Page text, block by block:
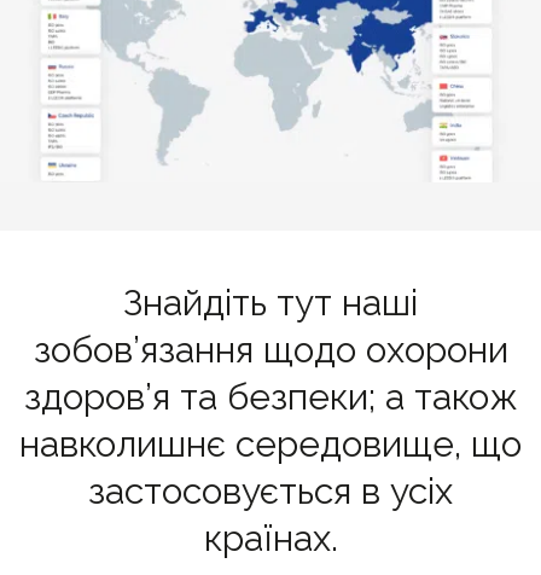
Знайдіть тут наші
зобов’язання щодо охорони
здоров’я та безпеки; а також
навколишнє середовище, що
застосовується в усіх
країнах.